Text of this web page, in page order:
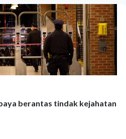
berantas tindak kejahatan